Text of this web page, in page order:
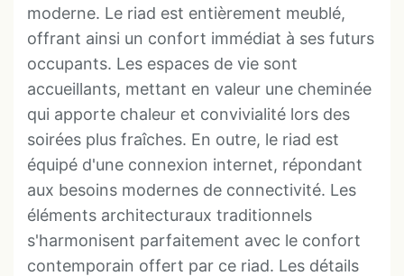
moderne. Le riad est entièrement meublé,
offrant ainsi un confort immédiat à ses futurs
occupants. Les espaces de vie sont
accueillants, mettant en valeur une cheminée
qui apporte chaleur et convivialité lors des
soirées plus fraîches. En outre, le riad est
équipé d'une connexion internet, répondant
aux besoins modernes de connectivité. Les
éléments architecturaux traditionnels
s'harmonisent parfaitement avec le confort
contemporain offert par ce riad. Les détails